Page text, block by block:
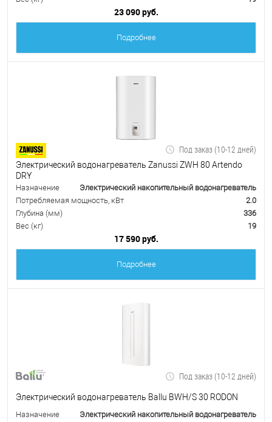
23 090 руб.
Подробнее
Под заказ (10-12 дней)
Электрический водонагреватель Zanussi ZWH 80 Artendo
DRY
Назначение
Электрический накопительный водонагреватель
Потребляемая мощность, кВт
2.0
Глубина (мм)
336
Вес (кг)
19
17 590 руб.
Подробнее
Под заказ (10-12 дней)
Электрический водонагреватель Ballu BWH/S 30 RODON
Назначение
Электрический накопительный водонагреватель